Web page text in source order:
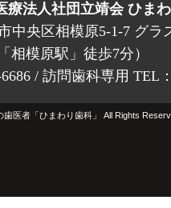
療法人社団立靖会 ひま
中央区相模原5-1-7 グラ
相模原駅」徒歩7分）
/ 訪問歯科専用 TEL
医者「ひまわり歯科」 All Rights